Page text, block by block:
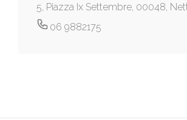
5, Piazza Ix Settembre, 00048,
06 9882175